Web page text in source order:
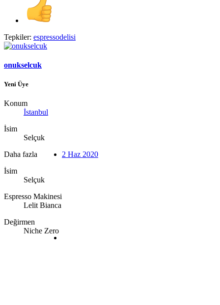
Tepkiler: espressodelisi
onukselcuk
Yeni Üye
Konum
İstanbul
İsim
Selçuk
Daha fazla
İsim
Selçuk
Espresso Makinesi
Lelit Bianca
Değirmen
Niche Zero
2 Haz 2020